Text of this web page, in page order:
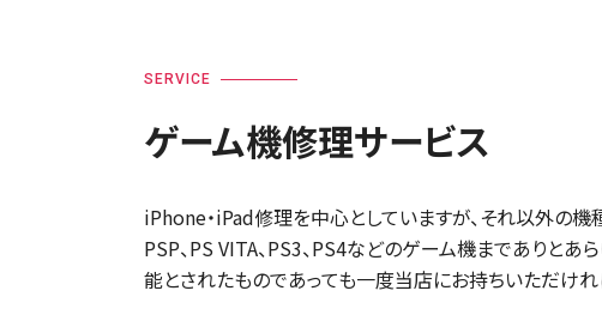
SERVICE
ゲーム機修理サービス
iPhone・iPad修理を中心としていますが、それ以外の
PSP、PS VITA、PS3、PS4などのゲーム機までありと
能とされたものであっても一度当店にお持ちいただけれ